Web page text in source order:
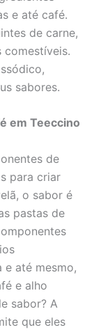
e até café.
de carne,
comestíveis.
sabores.
em Teeccino
de
para criar
o sabor é
pastas de
e até mesmo,
e alho
sabor? A
que eles